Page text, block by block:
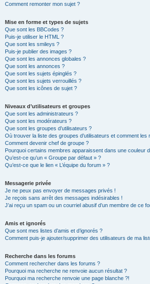
Comment remonter mon sujet ?
Mise en forme et types de sujets
Que sont les BBCodes ?
Puis-je utiliser le HTML ?
Que sont les smileys ?
Puis-je publier des images ?
Que sont les annonces globales ?
Que sont les annonces ?
Que sont les sujets épinglés ?
Que sont les sujets verrouillés ?
Que sont les icônes de sujet ?
Niveaux d’utilisateurs et groupes
Que sont les administrateurs ?
Que sont les modérateurs ?
Que sont les groupes d’utilisateurs ?
Où trouver la liste des groupes d’utilisateurs et comment les
Comment devenir chef de groupe ?
Pourquoi certains membres apparaissent dans une couleur
Qu’est-ce qu’un « Groupe par défaut » ?
Qu’est-ce que le lien « L’équipe du forum » ?
Messagerie privée
Je ne peux pas envoyer de messages privés !
Je reçois sans arrêt des messages indésirables !
J’ai reçu un spam ou un courriel abusif d’un membre de ce
Amis et ignorés
Que sont mes listes d’amis et d’ignorés ?
Comment puis-je ajouter/supprimer des utilisateurs de ma
Recherche dans les forums
Comment rechercher dans les forums ?
Pourquoi ma recherche ne renvoie aucun résultat ?
Pourquoi ma recherche renvoie une page blanche ?!